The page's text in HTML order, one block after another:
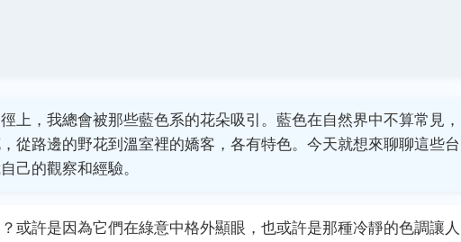
上，我總會被那些藍色系的花朵吸引。藍色在自然界中不算常見，
從路邊的野花到溫室裡的嬌客，各有特色。今天就想來聊聊這些台
己的觀察和經驗。
或許是因為它們在綠意中格外顯眼，也或許是那種冷靜的色調讓人